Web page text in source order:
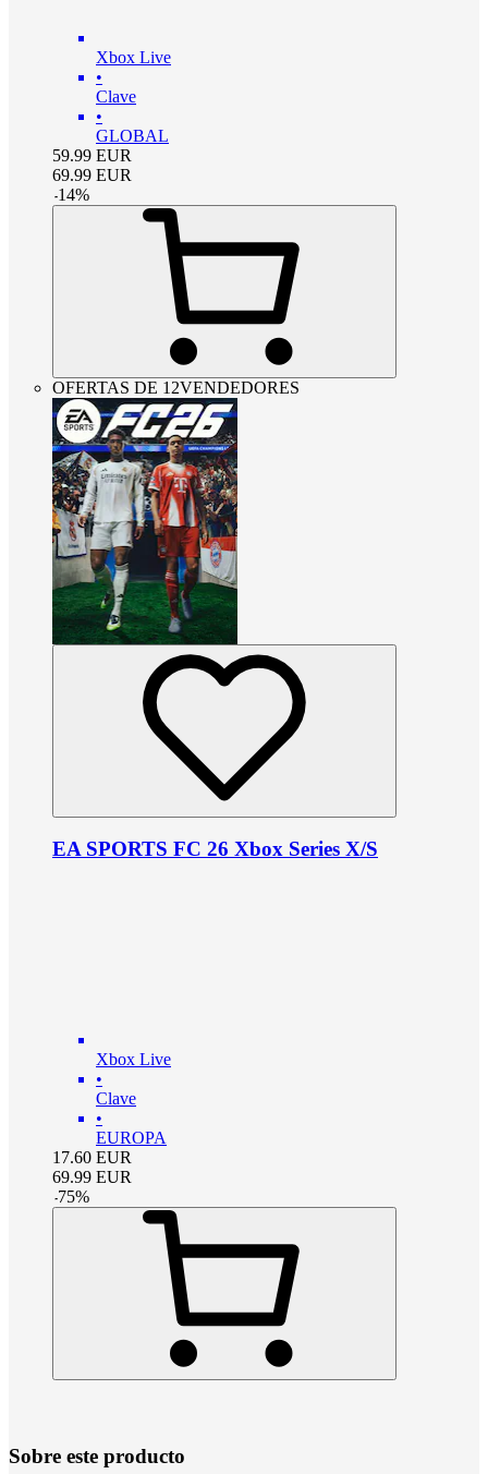
Xbox Live
•
Clave
•
GLOBAL
59.99 EUR
69.99 EUR
-14%
OFERTAS DE 12VENDEDORES
EA SPORTS FC 26 Xbox Series X/S
Xbox Live
•
Clave
•
EUROPA
17.60 EUR
69.99 EUR
-75%
Sobre este producto